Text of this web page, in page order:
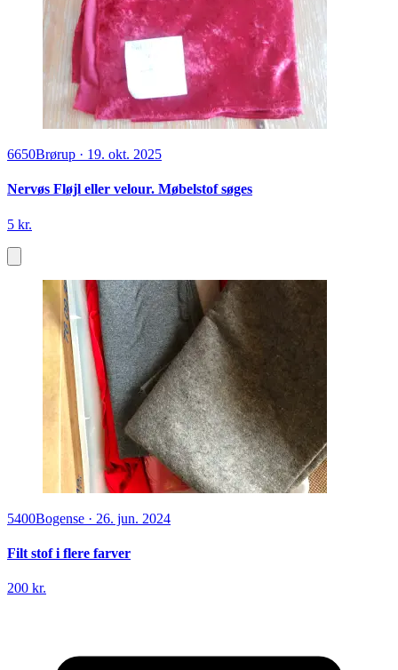
6650Brørup · 19. okt. 2025
Nervøs Fløjl eller velour. Møbelstof søges
5 kr.
5400Bogense · 26. jun. 2024
Filt stof i flere farver
200 kr.